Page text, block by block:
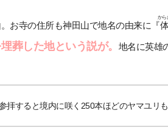
。お寺の住所も神田山で地名の由来に『
から
葬した地という説が。 地名に英雄
拝すると境内に咲く250本ほどのヤマユリ